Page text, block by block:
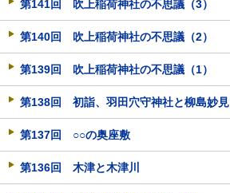
第141回 吹上稲荷神社の不思議（3）
第140回 吹上稲荷神社の不思議（2）
第139回 吹上稲荷神社の不思議（1）
第138回 初詣、羽田穴守神社と柳島妙見
第137回 ○○の奥座敷
第136回 木津と木津川